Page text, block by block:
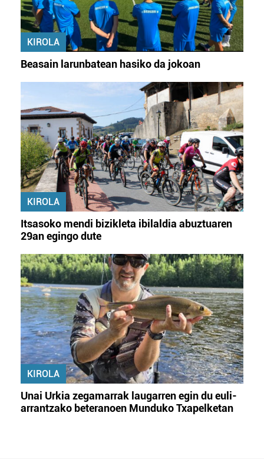
KIROLA
Beasain larunbatean hasiko da jokoan
KIROLA
Itsasoko mendi bizikleta ibilaldia abuztuaren
29an egingo dute
KIROLA
Unai Urkia zegamarrak laugarren egin du euli-
arrantzako beteranoen Munduko Txapelketan